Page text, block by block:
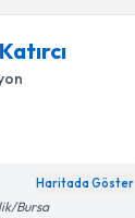
Haritada Göster
Bursa